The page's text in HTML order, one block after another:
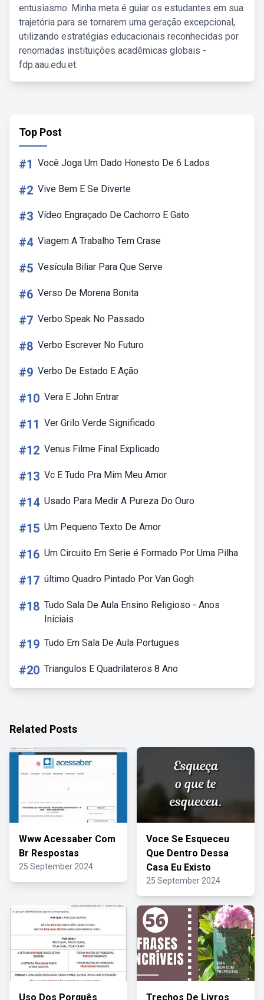
entusiasmo. Minha meta é guiar os estudantes em sua
trajetória para se tornarem uma geração excepcional,
utilizando estratégias educacionais reconhecidas por
renomadas instituições acadêmicas globais -
fdp.aau.edu.et.
Top Post
#1 Você Joga Um Dado Honesto De 6 Lados
#2 Vive Bem E Se Diverte
#3 Vídeo Engraçado De Cachorro E Gato
#4 Viagem A Trabalho Tem Crase
#5 Vesícula Biliar Para Que Serve
#6 Verso De Morena Bonita
#7 Verbo Speak No Passado
#8 Verbo Escrever No Futuro
#9 Verbo De Estado E Ação
#10 Vera E John Entrar
#11 Ver Grilo Verde Significado
#12 Venus Filme Final Explicado
#13 Vc E Tudo Pra Mim Meu Amor
#14 Usado Para Medir A Pureza Do Ouro
#15 Um Pequeno Texto De Amor
#16 Um Circuito Em Serie é Formado Por Uma Pilha
#17 último Quadro Pintado Por Van Gogh
#18 Tudo Sala De Aula Ensino Religioso - Anos
Iniciais
#19 Tudo Em Sala De Aula Portugues
#20 Triangulos E Quadrilateros 8 Ano
Related Posts
Www Acessaber Com
Br Respostas
25 September 2024
Voce Se Esqueceu
Que Dentro Dessa
Casa Eu Existo
25 September 2024
Uso Dos Porquês Trechos De Livros